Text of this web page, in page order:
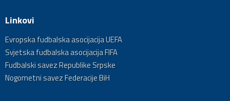
Linkovi
Evropska fudbalska asocijacija UEFA
Svjetska fudbalska asocijacija FIFA
Fudbalski savez Republike Srpske
Nogometni savez Federacije BiH